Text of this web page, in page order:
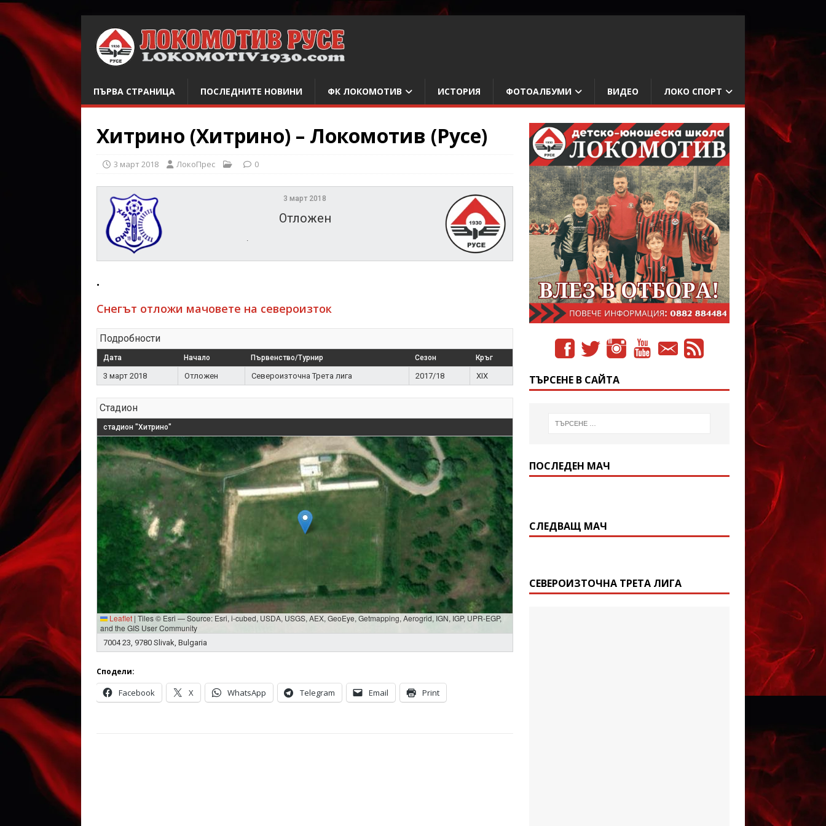
ПЪРВА СТРАНИЦА ПОСЛЕДНИТЕ НОВИНИ ФК ЛОКОМОТИВ ИСТОРИЯ ФОТОАЛБУМИ ВИДЕО ЛОКО СПОРТ
Хитрино (Хитрино) – Локомотив (Русе)
3 март 2018 ЛокоПрес 0
3 март 2018
Отложен
.
.
Снегът отложи мачовете на североизток
Подробности
Дата Начало Първенство/Турнир Сезон Кръг
3 март 2018 Отложен Североизточна Трета лига 2017/18 XIX
Стадион
стадион "Хитрино"
Leaflet | Tiles © Esri — Source: Esri, i-cubed, USDA, USGS, AEX, GeoEye, Getmapping, Aerogrid, IGN, IGP, UPR-EGP,
and the GIS User Community
7004 23, 9780 Slivak, Bulgaria
Сподели:
Facebook X WhatsApp Telegram Email Print
ТЪРСЕНЕ В САЙТА
ПОСЛЕДЕН МАЧ
СЛЕДВАЩ МАЧ
СЕВЕРОИЗТОЧНА ТРЕТА ЛИГА